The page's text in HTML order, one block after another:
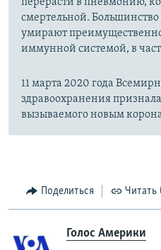
перерасти в пневмонию,
смертельной.
умирают
иммунной системой, в
11 марта 2020 года
здравоохранения
вызываемого новым
Поделиться Читать
Голос Америки